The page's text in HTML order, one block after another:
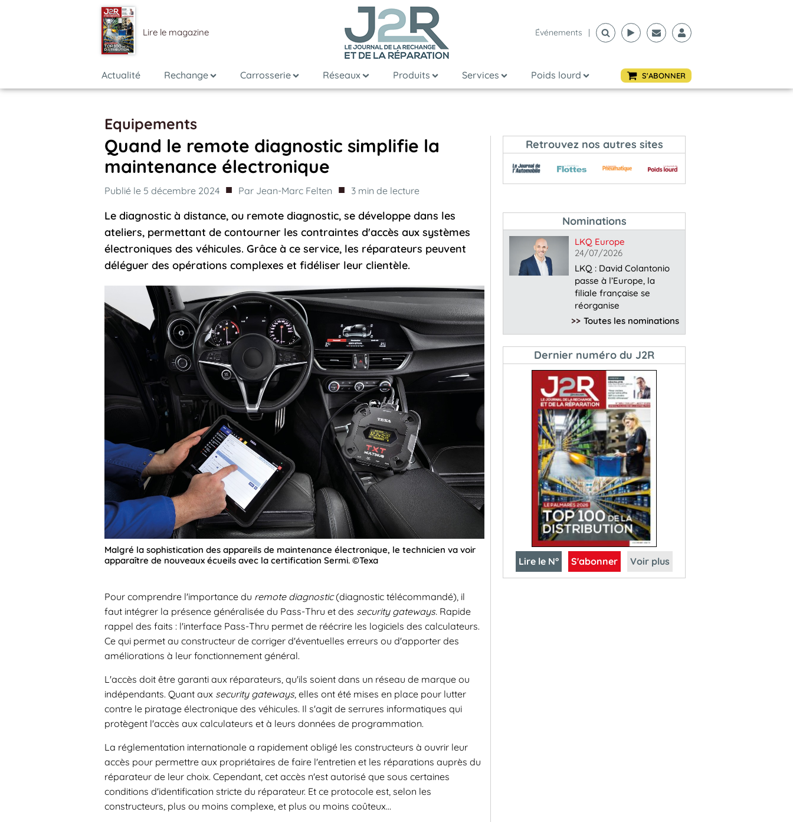
Lire le magazine Événements |
Actualité Rechange Carrosserie Réseaux Produits Services Poids lourd S'ABONNER
Equipements
Quand le remote diagnostic simplifie la
maintenance électronique
Publié le 5 décembre 2024 ■ Par Jean-Marc Felten ■ 3 min de lecture
Le diagnostic à distance, ou remote diagnostic, se développe dans les
ateliers, permettant de contourner les contraintes d'accès aux systèmes
électroniques des véhicules. Grâce à ce service, les réparateurs peuvent
déléguer des opérations complexes et fidéliser leur clientèle.
Malgré la sophistication des appareils de maintenance électronique, le technicien va voir
apparaître de nouveaux écueils avec la certification Sermi. ©Texa
Pour comprendre l'importance du remote diagnostic(diagnostic télécommandé), il
faut intégrer la présence généralisée du Pass-Thru et des security gateways. Rapide
rappel des faits : l'interface Pass-Thru permet de réécrire les logiciels des calculateurs.
Ce qui permet au constructeur de corriger d'éventuelles erreurs ou d'apporter des
améliorations à leur fonctionnement général.
L'accès doit être garanti aux réparateurs, qu'ils soient dans un réseau de marque ou
indépendants. Quant aux security gateways, elles ont été mises en place pour lutter
contre le piratage électronique des véhicules. Il s'agit de serrures informatiques qui
protègent l'accès aux calculateurs et à leurs données de programmation.
La réglementation internationale a rapidement obligé les constructeurs à ouvrir leur
accès pour permettre aux propriétaires de faire l'entretien et les réparations auprès du
réparateur de leur choix. Cependant, cet accès n'est autorisé que sous certaines
conditions d'identification stricte du réparateur. Et ce protocole est, selon les
constructeurs, plus ou moins complexe, et plus ou moins coûteux…
Retrouvez nos autres sites
Nominations
LKQ Europe
24/07/2026
LKQ : David Colantonio
passe à l’Europe, la
filiale française se
réorganise
>> Toutes les nominations
Dernier numéro du J2R
Lire le N° S'abonner Voir plus